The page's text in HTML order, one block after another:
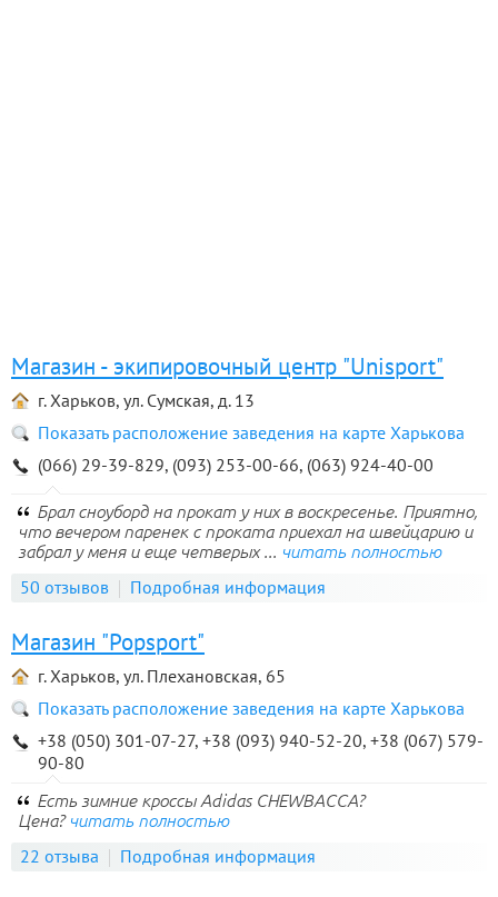
Магазин - экипировочный центр "Unisport"
г. Харьков, ул. Сумская, д. 13
Показать расположение заведения на карте Харькова
(066) 29-39-829, (093) 253-00-66, (063) 924-40-00
Брал сноуборд на прокат у них в воскресенье. Приятно,
что вечером паренек с проката приехал на швейцарию и
забрал у меня и еще четверых ... читать полностью
50 отзывов Подробная информация
Магазин "Popsport"
г. Харьков, ул. Плехановская, 65
Показать расположение заведения на карте Харькова
+38 (050) 301-07-27, +38 (093) 940-52-20, +38 (067) 579-
90-80
Есть зимние кроссы Adidas CHEWBACCA?
Цена? читать полностью
22 отзыва Подробная информация